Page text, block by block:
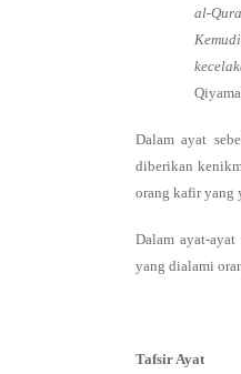
al-
Dalam ayat
diberikan
orang kafir yang
Dalam ayat-ayat
yang dialami
Tafsir Ayat